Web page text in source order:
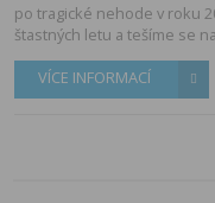
po tragické nehode v roku
štastných letu a tešíme se
VÍCE INFORMACÍ